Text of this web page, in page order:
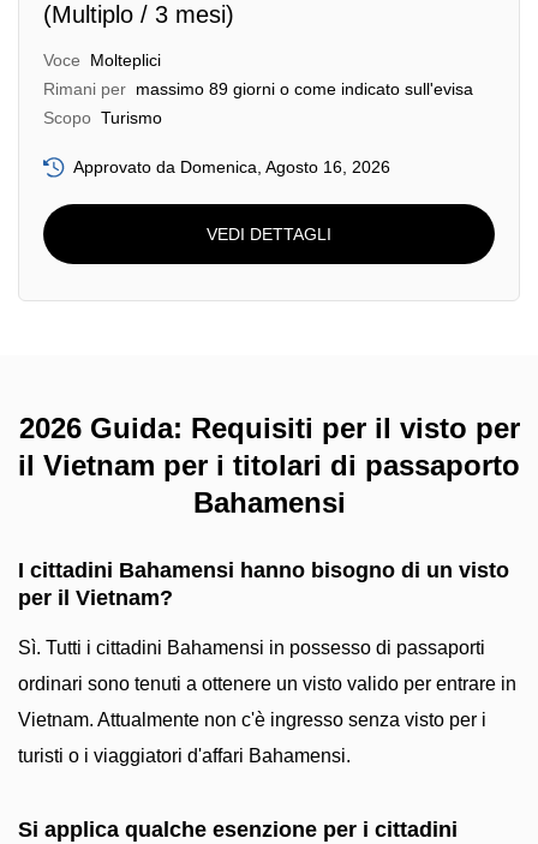
(Multiplo / 3 mesi)
Voce
Molteplici
Rimani per massimo 89 giorni o come indicato sull'evisa
Scopo Turismo
Approvato da Domenica, Agosto 16, 2026
VEDI DETTAGLI
2026 Guida: Requisiti per il visto per
il Vietnam per i titolari di passaporto
Bahamensi
I cittadini Bahamensi hanno bisogno di un visto
per il Vietnam?
Sì. Tutti i cittadini Bahamensi in possesso di passaporti
ordinari sono tenuti a ottenere un visto valido per entrare in
Vietnam. Attualmente non c'è ingresso senza visto per i
turisti o i viaggiatori d'affari Bahamensi.
Si applica qualche esenzione per i cittadini